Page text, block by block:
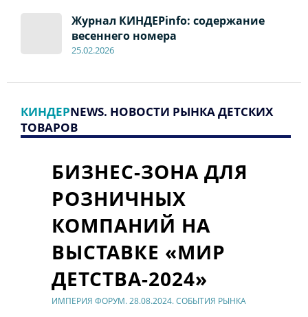
Журнал КИНДЕРinfo: содержание
весеннего номера
25.02.2026
КИНДЕРNEWS. НОВОСТИ РЫНКА ДЕТСКИХ
ТОВАРОВ
БИЗНЕС-ЗОНА ДЛЯ
РОЗНИЧНЫХ
КОМПАНИЙ НА
ВЫСТАВКЕ «МИР
ДЕТСТВА-2024»
ИМПЕРИЯ ФОРУМ. 28.08.2024. СОБЫТИЯ РЫНКА